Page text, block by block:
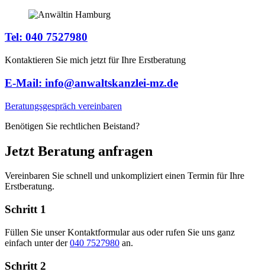
Tel: 040 7527980
Kontaktieren Sie mich jetzt für Ihre Erstberatung
E-Mail: info@anwaltskanzlei-mz.de
Beratungsgespräch vereinbaren
Benötigen Sie rechtlichen Beistand?
Jetzt Beratung anfragen
Vereinbaren Sie schnell und unkompliziert einen Termin für Ihre
Erstberatung.
Schritt 1
Füllen Sie unser Kontaktformular aus oder rufen Sie uns ganz
einfach unter der040 7527980 an.
Schritt 2